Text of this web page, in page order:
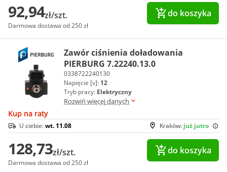
92,94zł/szt.
Darmowa dostawa od 250 zł
do koszyka
Zawór ciśnienia doładowania
PIERBURG 7.22240.13.0
0338722240130
Napięcie [v]: 12
Tryb pracy: Elektryczny
Rozwiń więcej danych
Kup na raty
Kraków: już jutro
U ciebie:wt. 11.08
128,73zł/szt.
Darmowa dostawa od 250 zł
do koszyka